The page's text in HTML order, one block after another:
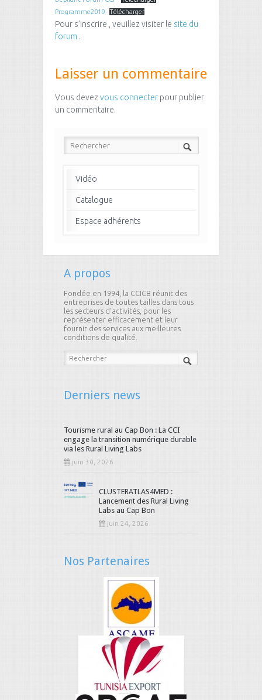
Programme2019
Télécharger
Pour s’inscrire , veuillez visiter le site du
forum .
Laisser un commentaire
Vous devez vous connecter pour publier
un commentaire.
Vidéo
Catalogue
Espace adhérents
A propos
Fondée en 1994, la CCICB réunit des
entreprises de toutes tailles dans tous
les secteurs d'activités, pour les
représenter efficacement et leur
fournir des services aux meilleures
conditions de qualité.
Derniers news
Tourisme rural au Cap Bon : La CCI
engage la transition numérique durable
via les Rural Living Labs
juin 30, 2026
CLUSTERATLAS4MED :
Lancement des Rural Living
Labs au Cap Bon
juin 24, 2026
Nos Partenaires